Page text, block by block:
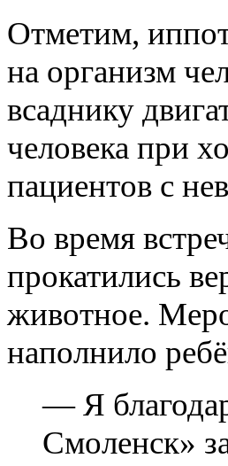
Отметим,
на организм
всаднику
человека при
пациентов с
Во время
прокатились
животное.
наполнило
— Я
Смоленск»